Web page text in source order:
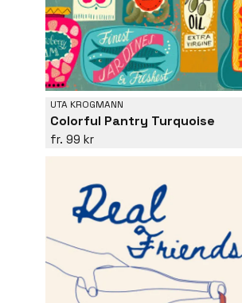
UTA KROGMANN
Colorful Pantry Turquoise
99 kr